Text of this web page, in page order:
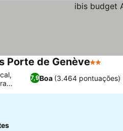
Porte de Genève2 Estrelas
7,9Boa (3.464 pontuações)